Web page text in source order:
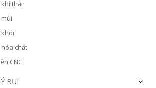
thải
khói
hóa chất
CNC
BỤI